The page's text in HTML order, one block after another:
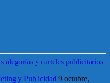
y Publicidad 9 octubre,